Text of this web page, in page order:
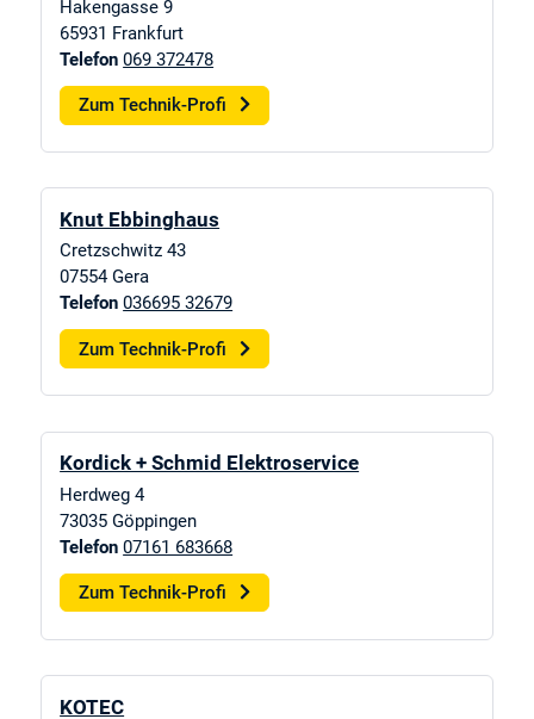
Hakengasse 9
65931 Frankfurt
Telefon 069 372478
Zum Technik-Profi
Knut Ebbinghaus
Cretzschwitz 43
07554 Gera
Telefon 036695 32679
Zum Technik-Profi
Kordick + Schmid Elektroservice
Herdweg 4
73035 Göppingen
Telefon 07161 683668
Zum Technik-Profi
KOTEC